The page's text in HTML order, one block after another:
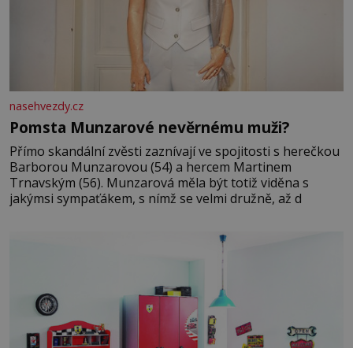
nasehvezdy.cz
Pomsta Munzarové nevěrnému muži?
Přímo skandální zvěsti zaznívají ve spojitosti s herečkou
Barborou Munzarovou (54) a hercem Martinem
Trnavským (56). Munzarová měla být totiž viděna s
jakýmsi sympaťákem, s nímž se velmi družně, až d